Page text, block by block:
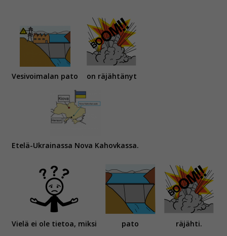
Vesivoimalan pato on räjähtänyt
Etelä-Ukrainassa Nova Kahovkassa.
Vielä ei ole tietoa, miksi pato räjähti.